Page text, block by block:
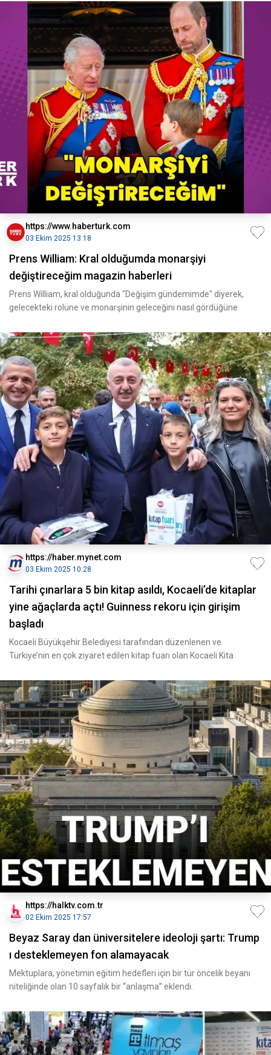
https://www.haberturk.com
03 Ekim 2025 13:18
Prens William: Kral olduğumda monarşiyi
değiştireceğim magazin haberleri
Prens William, kral olduğunda "Değişim gündemimde" diyerek,
gelecekteki rolüne ve monarşinin geleceğini nasıl gördüğüne
https://haber.mynet.com
03 Ekim 2025 10:28
Tarihi çınarlara 5 bin kitap asıldı, Kocaeli’de kitaplar
yine ağaçlarda açtı! Guinness rekoru için girişim
başladı
Kocaeli Büyükşehir Belediyesi tarafından düzenlenen ve
Türkiye’nin en çok ziyaret edilen kitap fuarı olan Kocaeli Kita
https://halktv.com.tr
02 Ekim 2025 17:57
Beyaz Saray dan üniversitelere ideoloji şartı: Trump
ı desteklemeyen fon alamayacak
Mektuplara, yönetimin eğitim hedefleri için bir tür öncelik beyanı
niteliğinde olan 10 sayfalık bir “anlaşma” eklendi.